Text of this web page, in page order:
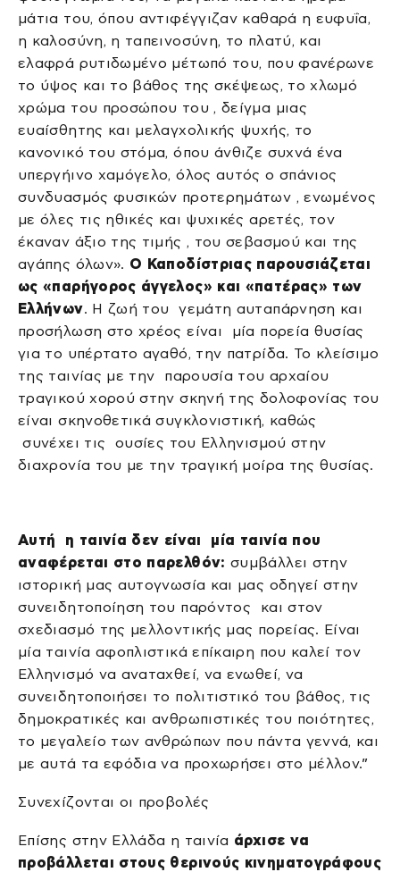
μάτια του, όπου αντιφέγγιζαν καθαρά η ευφυΐα,
η καλοσύνη, η ταπεινοσύνη, το πλατύ, και
ελαφρά ρυτιδωμένο μέτωπό του, που φανέρωνε
το ύψος και το βάθος της σκέψεως, το χλωμό
χρώμα του προσώπου του , δείγμα μιας
ευαίσθητης και μελαγχολικής ψυχής, το
κανονικό του στόμα, όπου άνθιζε συχνά ένα
υπεργήινο χαμόγελο, όλος αυτός ο σπάνιος
συνδυασμός φυσικών προτερημάτων , ενωμένος
με όλες τις ηθικές και ψυχικές αρετές, τον
έκαναν άξιο της τιμής , του σεβασμού και της
αγάπης όλων». Ο Καποδίστριας παρουσιάζεται
ως «παρήγορος άγγελος» και «πατέρας» των
Ελλήνων. Η ζωή του γεμάτη αυταπάρνηση και
προσήλωση στο χρέος είναι μία πορεία θυσίας
για το υπέρτατο αγαθό, την πατρίδα. Το κλείσιμο
της ταινίας με την παρουσία του αρχαίου
τραγικού χορού στην σκηνή της δολοφονίας του
είναι σκηνοθετικά συγκλονιστική, καθώς
συνέχει τις ουσίες του Ελληνισμού στην
διαχρονία του με την τραγική μοίρα της θυσίας.
Αυτή η ταινία δεν είναι μία ταινία που
αναφέρεται στο παρελθόν: συμβάλλει στην
ιστορική μας αυτογνωσία και μας οδηγεί στην
συνειδητοποίηση του παρόντος και στον
σχεδιασμό της μελλοντικής μας πορείας. Είναι
μία ταινία αφοπλιστικά επίκαιρη που καλεί τον
Ελληνισμό να αναταχθεί, να ενωθεί, να
συνειδητοποιήσει το πολιτιστικό του βάθος, τις
δημοκρατικές και ανθρωπιστικές του ποιότητες,
το μεγαλείο των ανθρώπων που πάντα γεννά, και
με αυτά τα εφόδια να προχωρήσει στο μέλλον.”
Συνεχίζονται οι προβολές
Επίσης στην Ελλάδα η ταινία άρχισε να
προβάλλεται στους θερινούς κινηματογράφους